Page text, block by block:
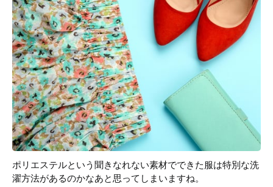
ポリエステルという聞きなれない素材でできた服は特別な洗
濯方法があるのかなあと思ってしまいますね。